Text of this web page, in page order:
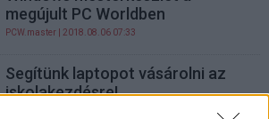
megújult PC Worldben
PCW.master | 2018.08.06 07:33
Segítünk laptopot vásárolni az
iskolakezdésre!